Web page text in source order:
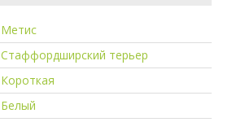
Метис
Стаффордширский терьер
Короткая
Белый